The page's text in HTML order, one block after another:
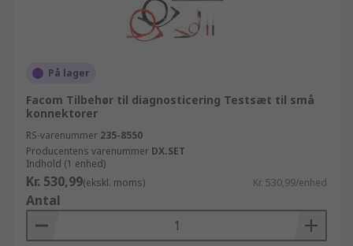
På lager
Facom Tilbehør til diagnosticering Testsæt til små
konnektorer
RS-varenummer 235-8550
Producentens varenummer DX.SET
Indhold (1 enhed)
Kr. 530,99(ekskl. moms) Kr. 530,99/enhed
Antal